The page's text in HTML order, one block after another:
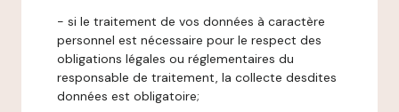
- si le traitement de vos données à caractère
personnel est nécessaire pour le respect des
obligations légales ou réglementaires du
responsable de traitement, la collecte desdites
données est obligatoire;